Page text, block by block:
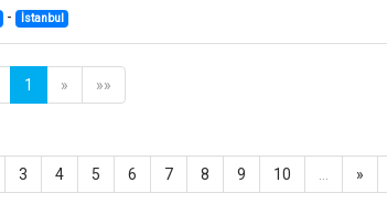
- İstanbul
1 » »»
3 4 5 6 7 8 9 10 »